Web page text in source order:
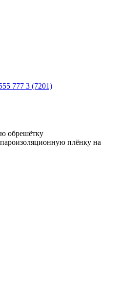
777 3 (7201)
обрешётку
плёнку на